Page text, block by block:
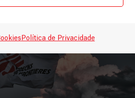
Política de Privacidade